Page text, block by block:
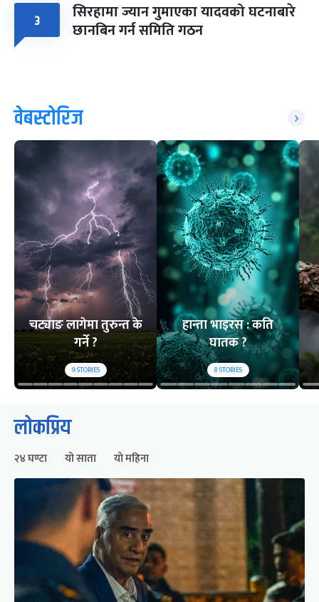
३ सिरहामा ज्यान गुमाएका यादवको घटनाबारे
छानबिन गर्न समिति गठन
वेबस्टोरिज
चट्याङ लागेमा तुरुन्त के
गर्ने ?
9STORIES
हान्ता भाइरस : कति
घातक ?
8STORIES
लोकप्रिय
२४ घण्टा यो साता यो महिना